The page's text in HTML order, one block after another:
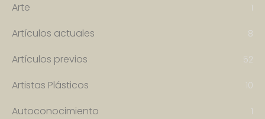
Arte 1
Artículos actuales 8
Artículos previos 52
Artistas Plásticos 10
Autoconocimiento 1